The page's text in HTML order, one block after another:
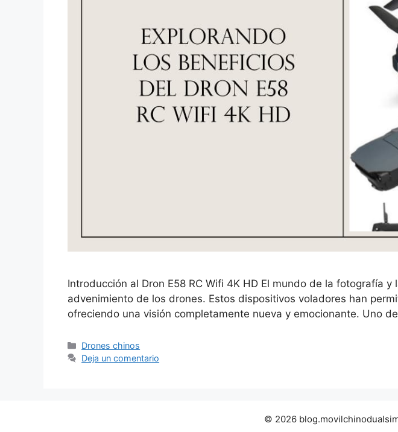
Introducción al Dron E58 RC Wifi 4K HD El mundo de la fotografía
advenimiento de los drones. Estos dispositivos voladores han
ofreciendo una visión completamente nueva y emocionante. Uno
Categorías
Drones chinos
Deja un comentario
© 2026